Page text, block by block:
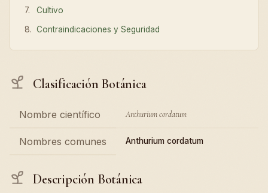
Cultivo
Contraindicaciones y Seguridad
Clasificación Botánica
Nombre científico Anthurium cordatum
Nombres comunes Anthurium cordatum
Descripción Botánica